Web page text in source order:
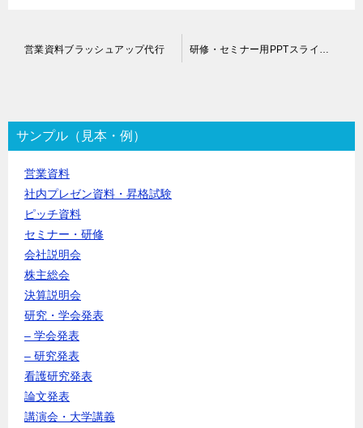
ゲ
ー
シ
営業資料ブラッシュアップ代行
サンプル（見本・例）
営業資料
社内プレゼン資料・昇格試験
ピッチ資料
セミナー・研修
会社説明会
株主総会
決算説明会
研究・学会発表
– 学会発表
– 研究発表
看護研究発表
論文発表
講演会・大学講義